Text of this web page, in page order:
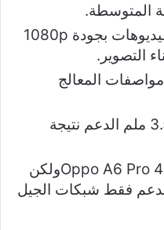
المتوسطة.
أداء ضعيف في تصوير الفيديوهات بجودة 1080p
التصوير.
المعالج
لا يوفر مدخل سماعات 3.5 ملم الدعم نتيجة
يعتبر الهاتف نسخة من Oppo A6 Pro 4Gولكن
فقط شبكات الجيل